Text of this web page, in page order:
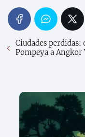
Ciudades perdidas:
Pompeya a Angkor